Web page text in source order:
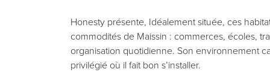
Honesty présente, Idéalement située, ces
commodités de Maissin : commerces, écoles,
organisation quotidienne. Son environnement
privilégié où il fait bon s’installer.